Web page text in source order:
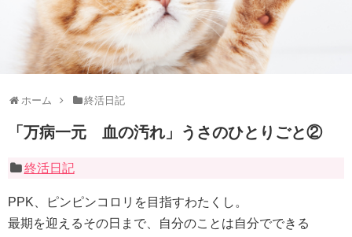
ホーム 終活日記
「万病一元 血の汚れ」うさのひとりごと②
終活日記
PPK、ピンピンコロリを目指すわたくし。
最期を迎えるその日まで、自分のことは自分でできる